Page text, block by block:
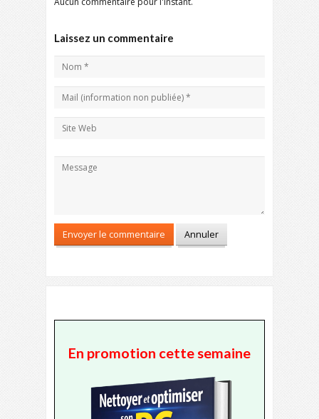
Laissez un commentaire
En promotion cette semaine